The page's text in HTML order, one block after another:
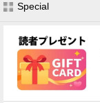
Special